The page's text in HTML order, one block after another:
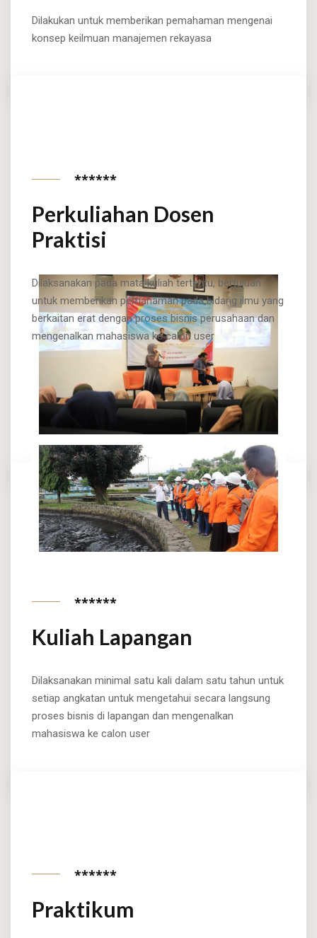
Dilakukan untuk memberikan pemahaman mengenai
konsep keilmuan manajemen rekayasa
******
Perkuliahan Dosen
Praktisi
Dilaksanakan pada mata kuliah tertentu, bertujuan
untuk memberikan pemahaman pada bidang ilmu yang
berkaitan erat dengan proses bisnis perusahaan dan
mengenalkan mahasiswa ke calon user
******
Kuliah Lapangan
Dilaksanakan minimal satu kali dalam satu tahun untuk
setiap angkatan untuk mengetahui secara langsung
proses bisnis di lapangan dan mengenalkan
mahasiswa ke calon user
******
Praktikum